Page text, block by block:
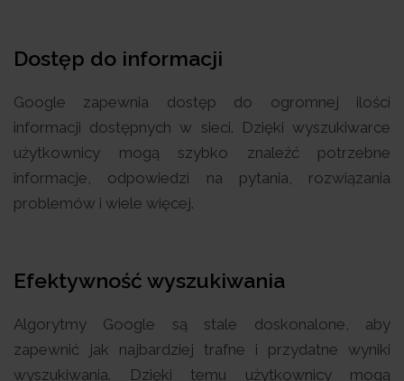
Dostęp do informacji
Google zapewnia dostęp do ogromnej ilości
informacji dostępnych w sieci. Dzięki wyszukiwarce
użytkownicy mogą szybko znaleźć potrzebne
informacje, odpowiedzi na pytania, rozwiązania
problemów i wiele więcej.
Efektywność wyszukiwania
Algorytmy Google są stale doskonalone, aby
zapewnić jak najbardziej trafne i przydatne wyniki
wyszukiwania. Dzięki temu użytkownicy mogą